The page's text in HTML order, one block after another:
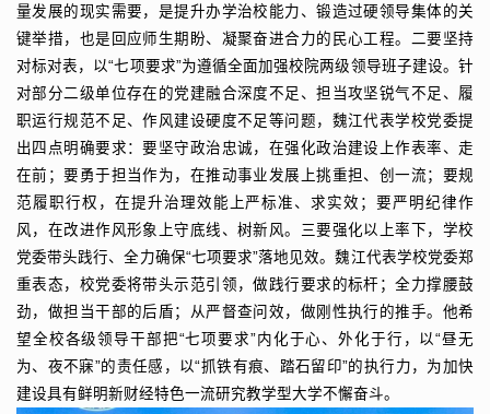
量发展的现实需要，是提升办学治校能力、锻造过硬领导集体的关
键举措，也是回应师生期盼、凝聚奋进合力的民心工程。 二要坚持
对标对表，以“七项要求”为遵循全面加强校院两级领导班子建设。针
对部分二级单位存在的党建融合深度不足、担当攻坚锐气不足、履
职运行规范不足、作风建设硬度不足等问题，魏江代表学校党委提
出四点明确要求：要坚守政治忠诚，在强化政治建设上作表率、走
在前；要勇于担当作为，在推动事业发展上挑重担、创一流；要规
范履职行权，在提升治理效能上严标准、求实效；要严明纪律作
风，在改进作风形象上守底线、树新风。 三要强化以上率下，学校
党委带头践行、全力确保“七项要求”落地见效。魏江代表学校党委郑
重表态，校党委将带头示范引领，做践行要求的标杆；全力撑腰鼓
劲，做担当干部的后盾；从严督查问效，做刚性执行的推手。他希
望全校各级领导干部把“七项要求”内化于心、外化于行，以“昼无
为、夜不寐”的责任感，以“抓铁有痕、踏石留印”的执行力，为加快
建设具有鲜明新财经特色一流研究教学型大学不懈奋斗。